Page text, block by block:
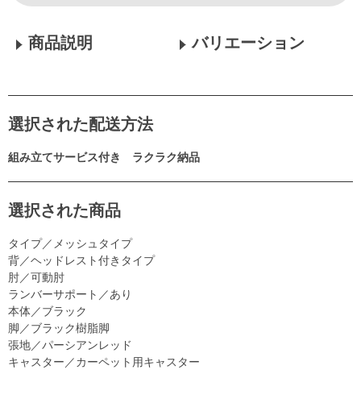
商品説明 バリエーション
選択された配送方法
組み立てサービス付き ラクラク納品
選択された商品
タイプ／メッシュタイプ
背／ヘッドレスト付きタイプ
肘／可動肘
ランバーサポート／あり
本体／ブラック
脚／ブラック樹脂脚
張地／パーシアンレッド
キャスター／カーペット用キャスター